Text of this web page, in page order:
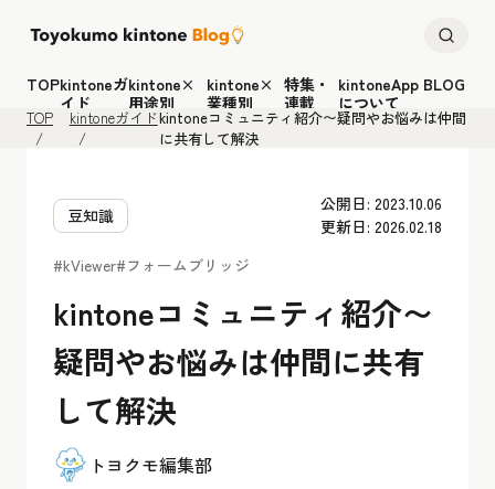
TOPkintoneガ
イド
kintone×
用途別
kintone×
業種別
特集・
連載
kintoneApp BLOG
について
TOP kintoneガイドkintoneコミュニティ紹介〜疑問やお悩みは仲間
に共有して解決
豆知識
公開日: 2023.10.06
更新日: 2026.02.18
#kViewer#フォームブリッジ
kintoneコミュニティ紹介〜
疑問やお悩みは仲間に共有
して解決
トヨクモ編集部